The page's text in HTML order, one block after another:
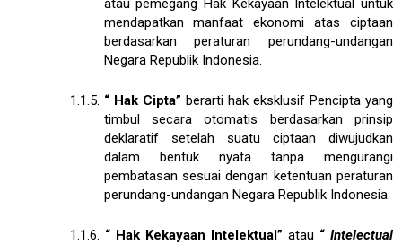
atau pemegang Hak Kekayaan Intelektual untuk
mendapatkan manfaat ekonomi atas ciptaan
berdasarkan peraturan perundang-undangan
Negara Republik Indonesia.
1.1.5. “ Hak Cipta” berarti hak eksklusif Pencipta yang
timbul secara otomatis berdasarkan prinsip
deklaratif setelah suatu ciptaan diwujudkan
dalam bentuk nyata tanpa mengurangi
pembatasan sesuai dengan ketentuan peraturan
perundang-undangan Negara Republik Indonesia.
1.1.6. “ Hak Kekayaan Intelektual” atau “ Intelectual